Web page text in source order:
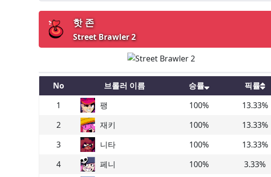
핫 존
Street Brawler 2
No 브롤러 이름 승률
픽률
1
팽 100% 13.33%
2
재키 100% 13.33%
3
니타 100% 13.33%
4
페니 100% 3.33%